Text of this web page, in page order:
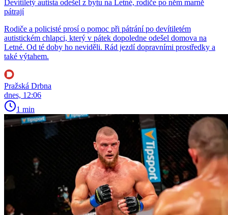
Devítiletý autista odešel z bytu na Letné, rodiče po něm marně
pátrají
Rodiče a policisté prosí o pomoc při pátrání po devítiletém
autistickém chlapci, který v pátek dopoledne odešel domova na
Letné. Od té doby ho neviděli. Rád jezdí dopravními prostředky a
také výtahem.
Pražská Drbna
dnes, 12:06
1 min